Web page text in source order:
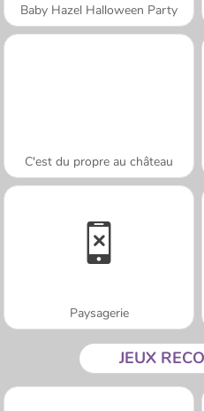
Baby Hazel Halloween Party
C'est du propre au château
Paysagerie
JEUX